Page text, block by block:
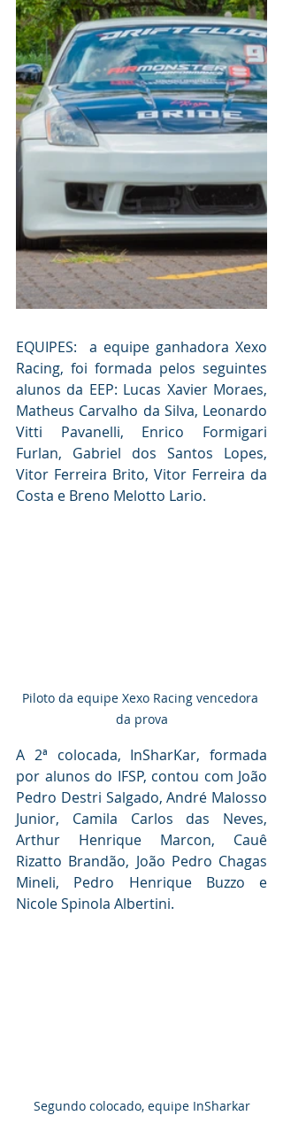
EQUIPES:  a equipe ganhadora Xexo
Racing, foi formada pelos seguintes
alunos da EEP: Lucas Xavier Moraes,
Matheus Carvalho da Silva, Leonardo
Vitti Pavanelli, Enrico Formigari
Furlan, Gabriel dos Santos Lopes,
Vitor Ferreira Brito, Vitor Ferreira da
Costa e Breno Melotto Lario.
Piloto da equipe Xexo Racing vencedora
da prova
A 2ª colocada, InSharKar, formada
por alunos do IFSP, contou com João
Pedro Destri Salgado, André Malosso
Junior, Camila Carlos das Neves,
Arthur Henrique Marcon, Cauê
Rizatto Brandão, João Pedro Chagas
Mineli, Pedro Henrique Buzzo e
Nicole Spinola Albertini.
Segundo colocado, equipe InSharkar